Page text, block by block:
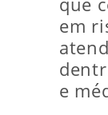
em
e